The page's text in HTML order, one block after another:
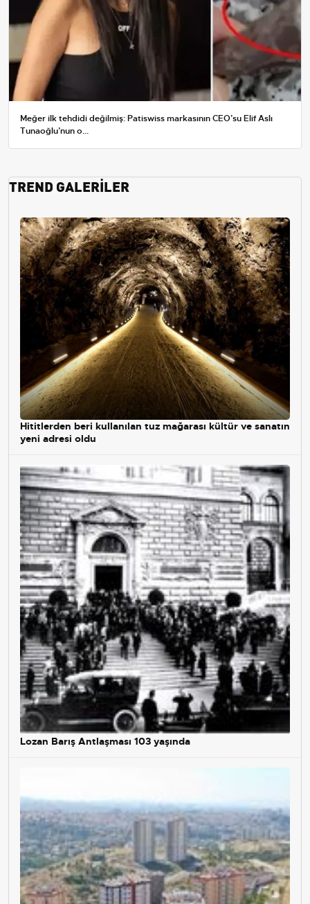
Meğer ilk tehdidi değilmiş: Patiswiss markasının CEO’su Elif Aslı
Tunaoğlu’nun o...
TREND GALERİLER
Hititlerden beri kullanılan tuz mağarası kültür ve sanatın
yeni adresi oldu
Lozan Barış Antlaşması 103 yaşında